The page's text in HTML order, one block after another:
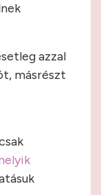
azzal
másrészt